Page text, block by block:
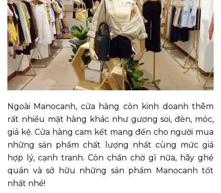
Ngoài Manocanh, cửa hàng còn kinh doanh thêm
rất nhiều mặt hàng khác như gương soi, đèn, móc,
giá kệ. Cửa hàng cam kết mang đến cho người mua
những sản phẩm chất lượng nhất cùng mức giá
hợp lý, cạnh tranh. Còn chần chờ gì nữa, hãy ghé
quán và sở hữu những sản phẩm Manocanh tốt
nhất nhé!